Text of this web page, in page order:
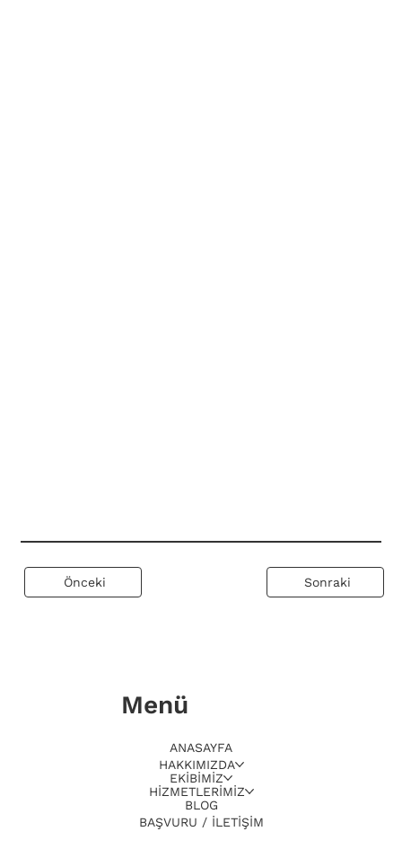
Önceki Sonraki
Menü
ANASAYFA
HAKKIMIZDA
EKİBİMİZ
HİZMETLERİMİZ
BLOG
BAŞVURU / İLETİŞİM